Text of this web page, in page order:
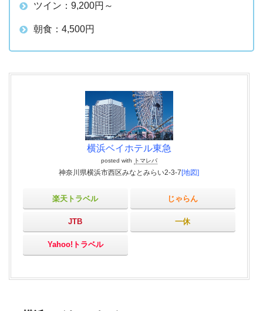
ツイン：9,200円～
朝食：4,500円
横浜ベイホテル東急
posted with トマレバ
神奈川県横浜市西区みなとみらい2-3-7 [地図]
楽天トラベル じゃらん
JTB 一休
Yahoo!トラベル